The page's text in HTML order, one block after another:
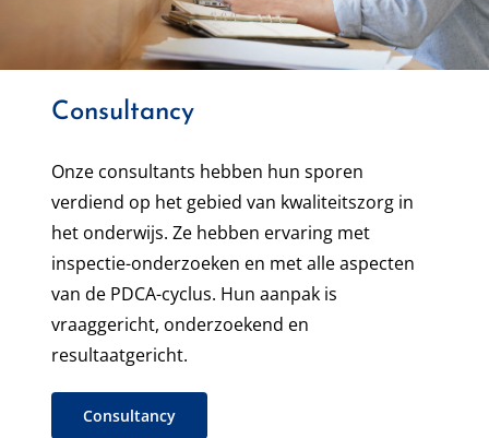
Consultancy
Onze consultants hebben hun sporen
verdiend op het gebied van kwaliteitszorg in
het onderwijs. Ze hebben ervaring met
inspectie-onderzoeken en met alle aspecten
van de PDCA-cyclus. Hun aanpak is
vraaggericht, onderzoekend en
resultaatgericht.
Consultancy